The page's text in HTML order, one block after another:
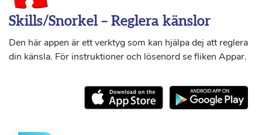
Skills/Snorkel – Reglera känslor
Den här appen är ett verktyg som kan hjälpa dej att reglera
din känsla. För instruktioner och lösenord se fliken Appar.